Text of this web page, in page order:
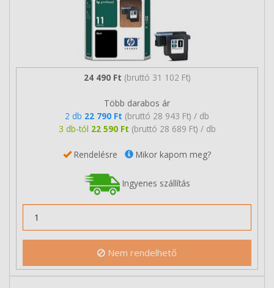
24 490 Ft (bruttó 31 102 Ft)
Több darabos ár
2 db 22 790 Ft (bruttó 28 943 Ft) / db
3 db-tól 22 590 Ft (bruttó 28 689 Ft) / db
Rendelésre Mikor kapom meg?
Ingyenes szállítás
Nem rendelhető